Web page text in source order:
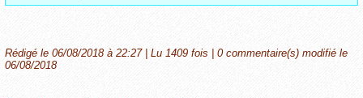
Rédigé le 06/08/2018 à 22:27 | Lu 1409 fois | 0commentaire(s) modifié le
06/08/2018